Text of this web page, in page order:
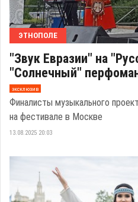
ЭТНОПОЛЕ
"Звук Евразии" на
"Солнечный"
эксклюзив
Финалисты музыкального
на фестивале в Москве
13.08.2025 20:03